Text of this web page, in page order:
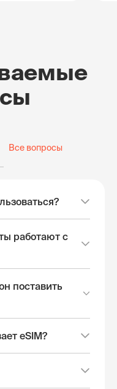
Все вопросы
работают с
поставить
eSIM?